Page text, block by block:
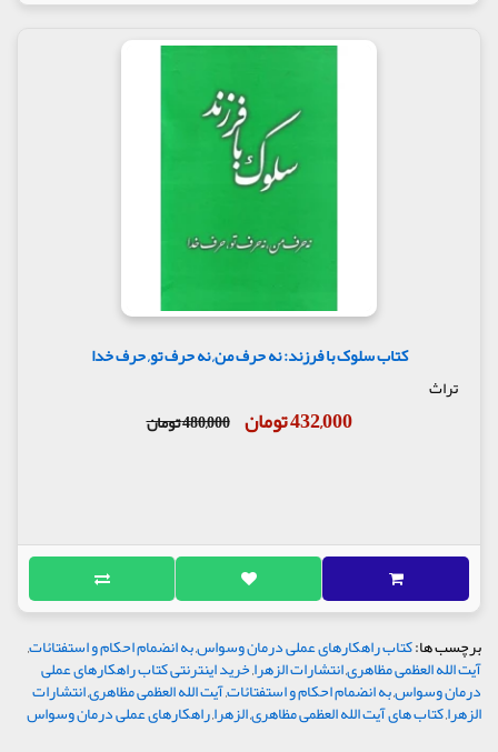
کتاب سلوک با فرزند: نه حرف من, نه حرف تو, حرف خدا
تراث
432,000 تومان 480,000 تومان
برچسب ها:کتاب راهکارهای عملی درمان وسواس,به انضمام احکام و استفتائات,
آیت الله العظمی مظاهری,انتشارات الزهرا,خرید اینترنتی کتاب راهکارهای عملی
درمان وسواس,به انضمام احکام و استفتائات,آیت الله العظمی مظاهری,انتشارات
الزهرا,کتاب های آیت الله العظمی مظاهری,الزهرا,راهکارهای عملی درمان وسواس